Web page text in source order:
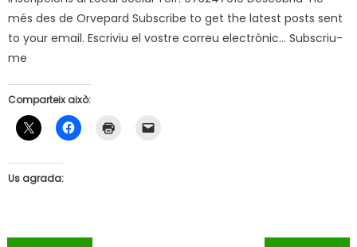
més des de Orvepard Subscribe to get the latest posts sent
to your email. Escriviu el vostre correu electrònic… Subscriu-
me
Comparteix això:
Us agrada: